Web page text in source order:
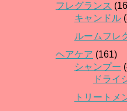
フレグランス
キャンドル
ルームフレ
ヘアケア (161)
シャンプー
ドライ
トリートメ